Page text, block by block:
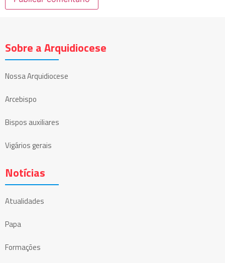
Sobre a Arquidiocese
Nossa Arquidiocese
Arcebispo
Bispos auxiliares
Vigários gerais
Notícias
Atualidades
Papa
Formações